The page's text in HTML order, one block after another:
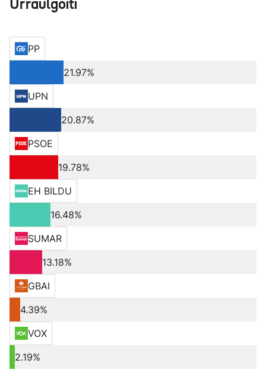
Urraulgoiti
PP
21.97%
UPN
20.87%
PSOE
19.78%
EH BILDU
16.48%
SUMAR
13.18%
GBAI
4.39%
VOX
2.19%